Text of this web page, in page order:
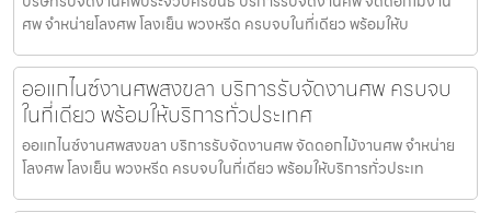
ศพ จำหน่ายโลงศพ โลงเย็น พวงหรีด ครบจบในที่เดียว พร้อมให้บ
ออแกไนซ์งานศพสงขลา บริการรับจัดงานศพ ครบจบ
ในที่เดียว พร้อมให้บริการทั่วประเทศ
ออแกไนซ์งานศพสงขลา บริการรับจัดงานศพ จัดดอกไม้งานศพ จำหน่าย
โลงศพ โลงเย็น พวงหรีด ครบจบในที่เดียว พร้อมให้บริการทั่วประเท